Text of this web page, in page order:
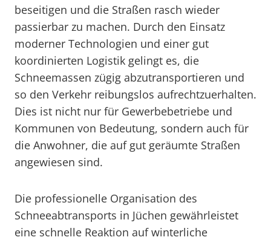
beseitigen und die Straßen rasch wieder
passierbar zu machen. Durch den Einsatz
moderner Technologien und einer gut
koordinierten Logistik gelingt es, die
Schneemassen zügig abzutransportieren und
so den Verkehr reibungslos aufrechtzuerhalten.
Dies ist nicht nur für Gewerbebetriebe und
Kommunen von Bedeutung, sondern auch für
die Anwohner, die auf gut geräumte Straßen
angewiesen sind.
Die professionelle Organisation des
Schneeabtransports in Jüchen gewährleistet
eine schnelle Reaktion auf winterliche